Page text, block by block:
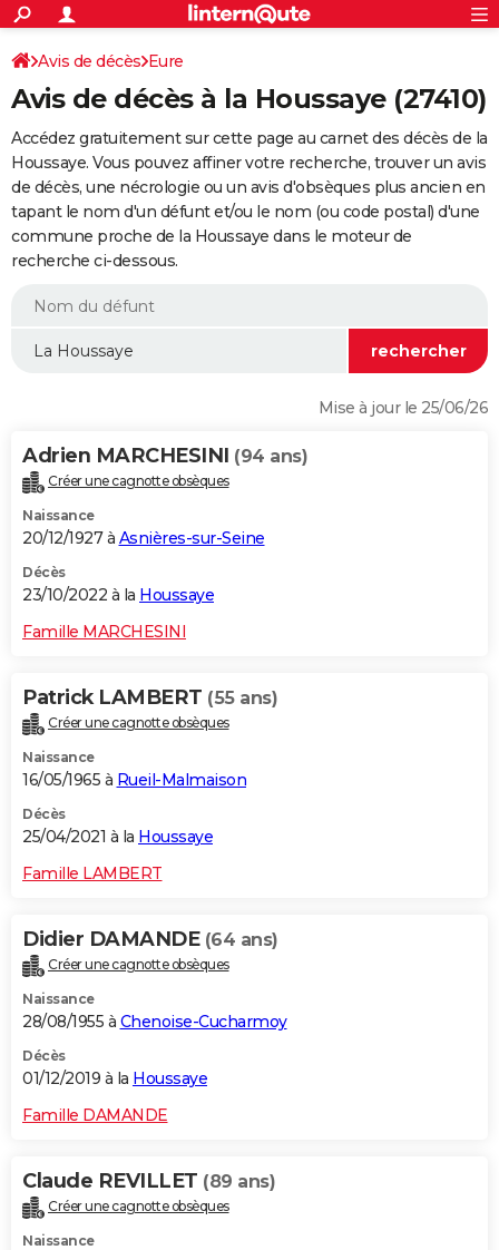
ACTUALITÉS
Politique
Société
Faits Divers
Education
Monde
Villes
+
SPORT
Coupe du monde 2026
Football
Tennis
Cyclisme
Rugby
Forum
Programme TV
TNT
Streaming
Cinéma
Sorties cinéma
Musique
+
FINANCE
Retraite
Epargne
Immobilier
Risques naturels par ville
Assurance
AUTO
Essais
Réserver un essai
Citadines
Berlines
SUV
Forum auto
+HIGH-TECH
BRICOLAGE
WEEK-END
Alimentation
Guide de la santé
Maladies
Médicaments
Sommeil
VOYAGE
Destinations
City break
Voyage nature
Voyage de noces
Forum
Climat
+PHOTO
GUIDES D'ACHAT
Carte de Noël
Carte Bonne année
Carte Saint-Valentin
Carte Pâques
Carte d'anniversaire
DICTIONNAIRE
Dictionnaire
Biographies
Citations
Expressions
Proverbes
PROGRAMME TV
S'inscrire
Se connecter
Lycées
Collèges
Primaires
Universités
Entreprises
Service militaire
Avis de recherche
AVIS DE DÉCÈS
FORUM
Bricolage
Lifestyle
Culture
Sport
Auto
Television
Voyage
Cinema
Avis de décès Eure
Avis de décès à la Houssaye (27410)
Accédez gratuitement sur cette page au carnet des décès de la
Houssaye. Vous pouvez affiner votre recherche, trouver un avis
de décès, une nécrologie ou un avis d'obsèques plus ancien en
tapant le nom d'un défunt et/ou le nom (ou code postal) d'une
commune proche de la Houssaye dans le moteur de
recherche ci-dessous.
Mise à jour le 25/06/26
Adrien MARCHESINI (94 ans)
Créer une cagnotte obsèques
Naissance
20/12/1927 à Asnières-sur-Seine
Décès
23/10/2022 à la Houssaye
Famille MARCHESINI
Patrick LAMBERT (55 ans)
Créer une cagnotte obsèques
Naissance
16/05/1965 à Rueil-Malmaison
Décès
25/04/2021 à la Houssaye
Famille LAMBERT
Didier DAMANDE (64 ans)
Créer une cagnotte obsèques
Naissance
28/08/1955 à Chenoise-Cucharmoy
Décès
01/12/2019 à la Houssaye
Famille DAMANDE
Claude REVILLET (89 ans)
Créer une cagnotte obsèques
Naissance